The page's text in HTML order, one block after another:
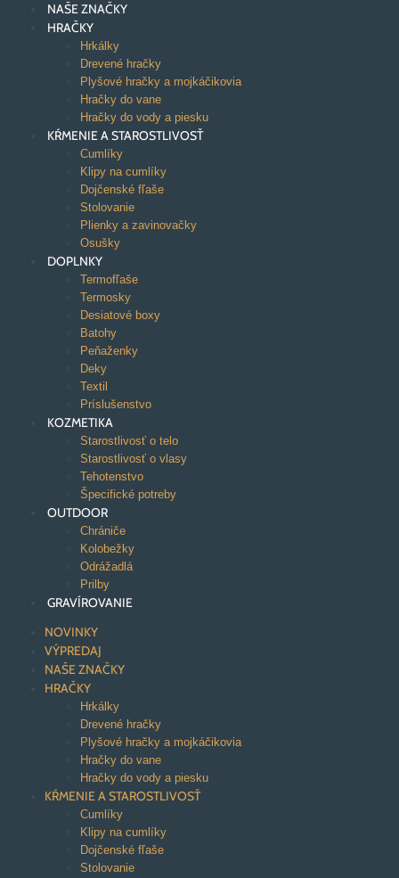
NAŠE ZNAČKY
HRAČKY
Hrkálky
Drevené hračky
Plyšové hračky a mojkáčikovia
Hračky do vane
Hračky do vody a piesku
KŔMENIE A STAROSTLIVOSŤ
Cumlíky
Klipy na cumlíky
Dojčenské fľaše
Stolovanie
Plienky a zavinovačky
Osušky
DOPLNKY
Termofľaše
Termosky
Desiatové boxy
Batohy
Peňaženky
Deky
Textil
Príslušenstvo
KOZMETIKA
Starostlivosť o telo
Starostlivosť o vlasy
Tehotenstvo
Špecifické potreby
OUTDOOR
Chrániče
Kolobežky
Odrážadlá
Prilby
GRAVÍROVANIE
NOVINKY
VÝPREDAJ
NAŠE ZNAČKY
HRAČKY
Hrkálky
Drevené hračky
Plyšové hračky a mojkáčikovia
Hračky do vane
Hračky do vody a piesku
KŔMENIE A STAROSTLIVOSŤ
Cumlíky
Klipy na cumlíky
Dojčenské fľaše
Stolovanie